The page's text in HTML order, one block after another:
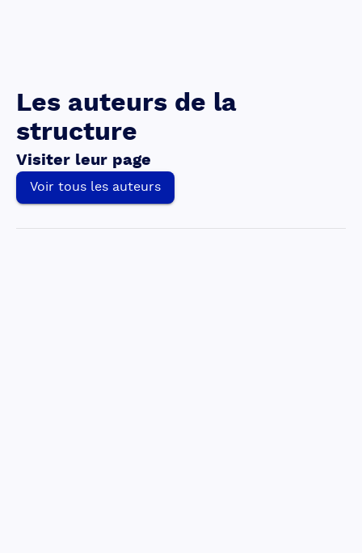
Les auteurs de la
structure
Visiter leur page
Voir tous les auteurs